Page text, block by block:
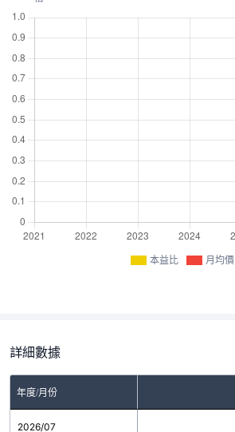
本益比 月均價
詳細數據
年度/月份
2026/07